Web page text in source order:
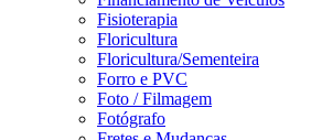
Fisioterapia
Floricultura
Floricultura/Sementeira
Forro e PVC
Foto / Filmagem
Fotógrafo